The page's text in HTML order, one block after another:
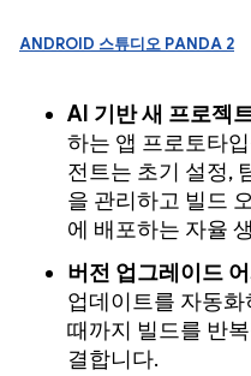
Android 스튜디오 Panda 2
AI 기반 새 프로젝
하는 앱 프로토타
전트는 초기 설정,
을 관리하고 빌드
에 배포하는 자율
버전 업그레이드
업데이트를 자동
때까지 빌드를 반
결합니다.